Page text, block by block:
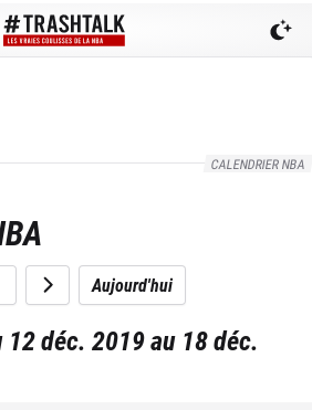
CALENDRIER NBA
Aujourd'hui
déc. 2019 au 18 déc.